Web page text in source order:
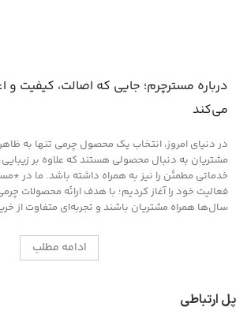
درباره مسترچرم؛ جایی که اصالت، کیفیت و
می‌کند
در دنیای امروز، انتخاب یک محصول چرمی تنها به
مشتریان به دنبال محصولی هستند که علاوه بر
خدماتی مطمئن را نیز به همراه داشته باشد. ما در
فعالیت خود را آغاز کردیم؛ با هدف ارائه محصولات
سال‌ها همراه مشتریان باشند و تجربه‌ای متفاوت از
ادامه مطلب
پل ارتباطی